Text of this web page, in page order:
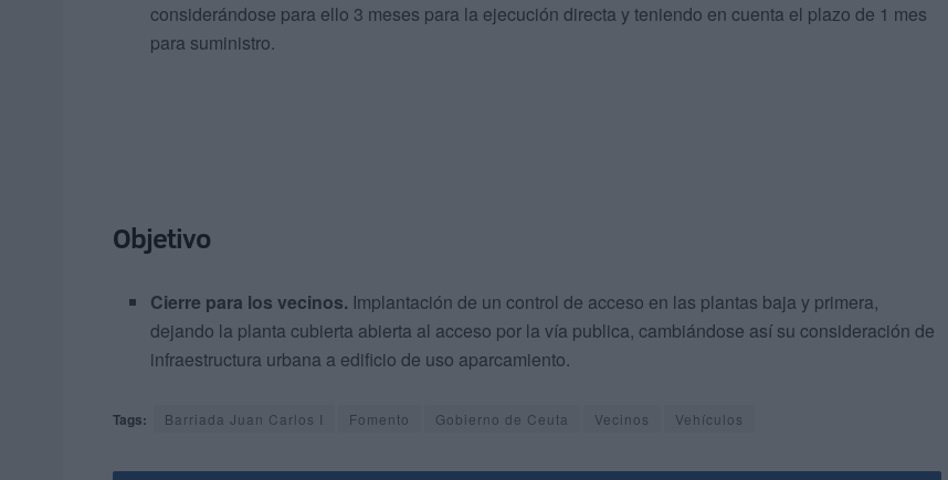
considerándose para ello 3 meses para la ejecución directa y teniendo en cuenta el plazo de 1 mes
para suministro.
Objetivo
Cierre para los vecinos. Implantación de un control de acceso en las plantas baja y primera,
dejando la planta cubierta abierta al acceso por la vía publica, cambiándose así su consideración de
infraestructura urbana a edificio de uso aparcamiento.
Tags: Barriada Juan Carlos I Fomento Gobierno de Ceuta Vecinos Vehículos